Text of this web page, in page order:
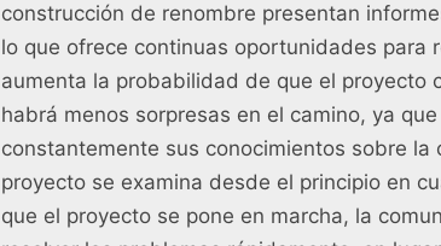
construcción de renombre presentan
lo que ofrece continuas oportunidades para
aumenta la probabilidad de que el proyecto
habrá menos sorpresas en el camino, ya
constantemente sus conocimientos sobre
proyecto se examina desde el principio en
que el proyecto se pone en marcha, la